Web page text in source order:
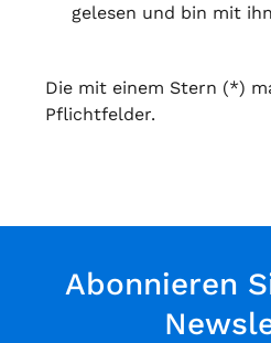
gelesen und bin mit
Die mit einem Stern (*)
Pflichtfelder.
Abonnieren